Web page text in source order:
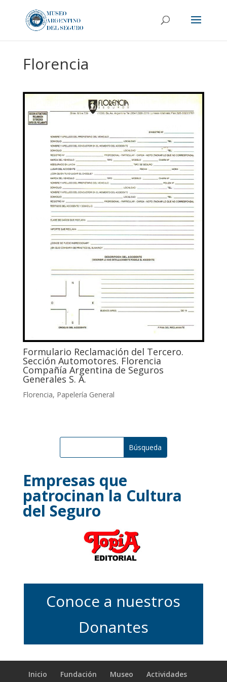
Florencia
Formulario Reclamación del Tercero.
Sección Automotores. Florencia
Compañía Argentina de Seguros
Generales S. A.
Florencia, Papelería General
Empresas que
patrocinan la Cultura
del Seguro
Conoce a nuestros
Donantes
Inicio Fundación Museo
Actividades